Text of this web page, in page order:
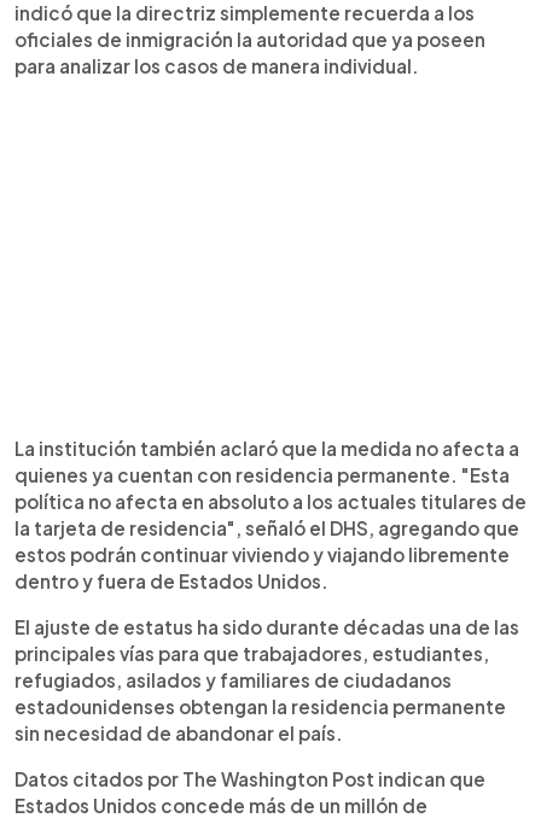
indicó que la directriz simplemente recuerda a los
oficiales de inmigración la autoridad que ya poseen
para analizar los casos de manera individual.
La institución también aclaró que la medida no afecta a
quienes ya cuentan con residencia permanente. "Esta
política no afecta en absoluto a los actuales titulares de
la tarjeta de residencia", señaló el DHS, agregando que
estos podrán continuar viviendo y viajando libremente
dentro y fuera de Estados Unidos.
El ajuste de estatus ha sido durante décadas una de las
principales vías para que trabajadores, estudiantes,
refugiados, asilados y familiares de ciudadanos
estadounidenses obtengan la residencia permanente
sin necesidad de abandonar el país.
Datos citados por The Washington Post indican que
Estados Unidos concede más de un millón de